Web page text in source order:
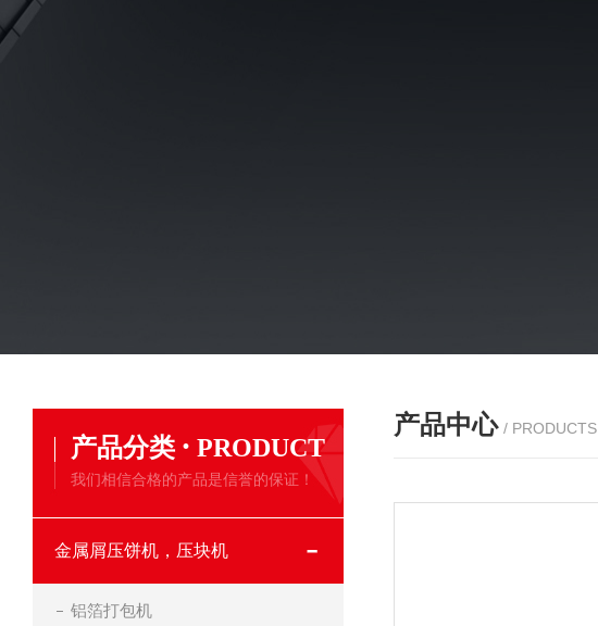
产品分类 · PRODUCT
我们相信合格的产品是信誉的保证！
金属屑压饼机，压块机
铝箔打包机
产品中心 / PRODUCTS